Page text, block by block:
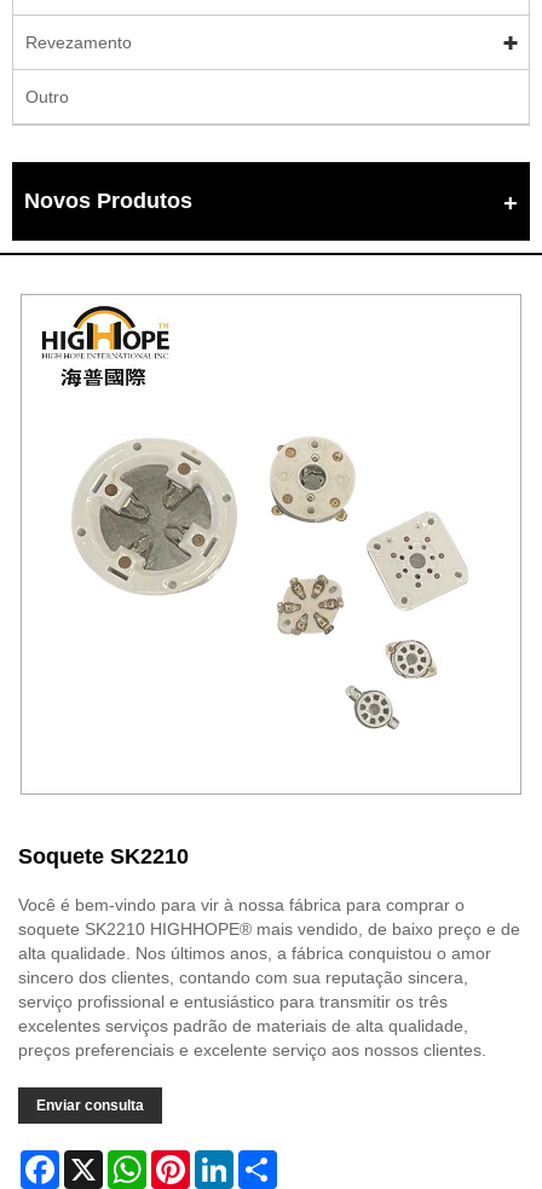
Revezamento
Outro
Novos Produtos
Soquete SK2210
Você é bem-vindo para vir à nossa fábrica para comprar o
soquete SK2210 HIGHHOPE® mais vendido, de baixo preço e de
alta qualidade. Nos últimos anos, a fábrica conquistou o amor
sincero dos clientes, contando com sua reputação sincera,
serviço profissional e entusiástico para transmitir os três
excelentes serviços padrão de materiais de alta qualidade,
preços preferenciais e excelente serviço aos nossos clientes.
Enviar consulta
Facebook
X WhatsAppPinterestLinkedIn